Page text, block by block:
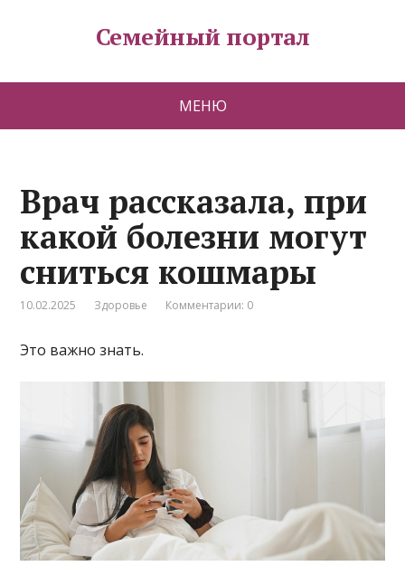
Семейный портал
МЕНЮ
Врач рассказала, при
какой болезни могут
сниться кошмары
10.02.2025 Здоровье Комментарии: 0
Это важно знать.